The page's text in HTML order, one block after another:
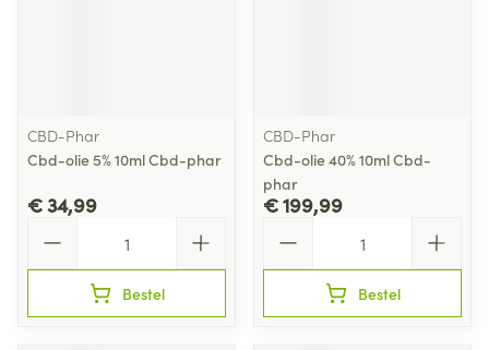
CBD-Phar
Cbd-olie 5% 10ml Cbd-phar
€ 34,99
Bestel
CBD-Phar
Cbd-olie 40% 10ml Cbd-
phar
€ 199,99
Bestel